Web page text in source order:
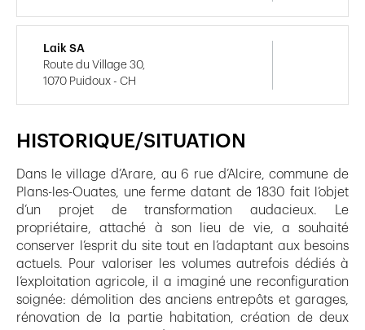
HISTORIQUE/SITUATION
Dans le village d’Arare, au 6 rue d’Alcire, commune de
Plans-les-Ouates, une ferme datant de 1830 fait l’objet
d’un projet de transformation audacieux. Le
propriétaire, attaché à son lieu de vie, a souhaité
conserver l’esprit du site tout en l’adaptant aux besoins
actuels. Pour valoriser les volumes autrefois dédiés à
l’exploitation agricole, il a imaginé une reconfiguration
soignée: démolition des anciens entrepôts et garages,
rénovation de la partie habitation, création de deux
Laik SA
Route du Village 30,
1070 Puidoux - CH